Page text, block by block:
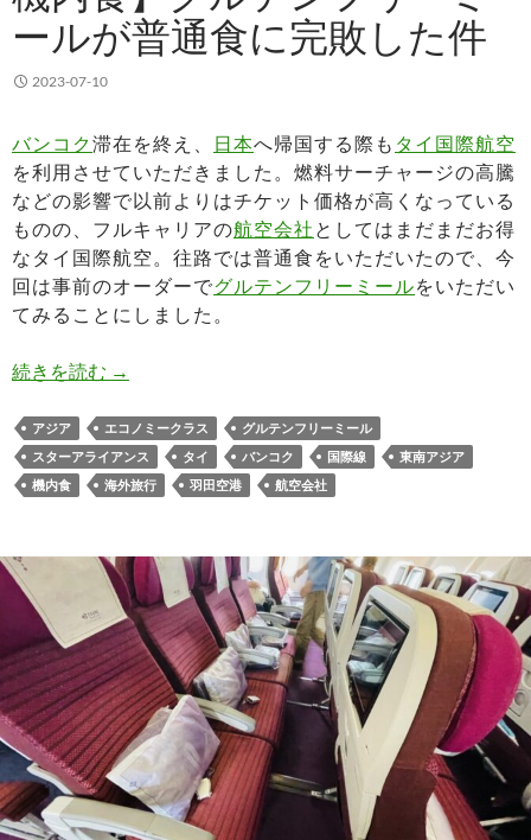
ールが普通食に完敗した件
2023-07-10
バンコク滞在を終え、 日本へ帰国する際も タイ国際航空
を利用させていただきました。燃料サーチャージの高騰
などの影響で以前よりはチケット価格が高くなっている
ものの、フルキャリアの航空会社としてはまだまだお得
なタイ国際航空。往路では普通食をいただいたので、今
回は事前のオーダーでグルテンフリーミールをいただい
てみることにしました。
続きを読む 【タイ国際航空エコノミー機内食】グルテンフ
→
アジア エコノミークラス
グルテンフリーミール
スターアライアンス
タイ バンコク 国際線
東南アジア
機内食
海外旅行 羽田空港 航空会社